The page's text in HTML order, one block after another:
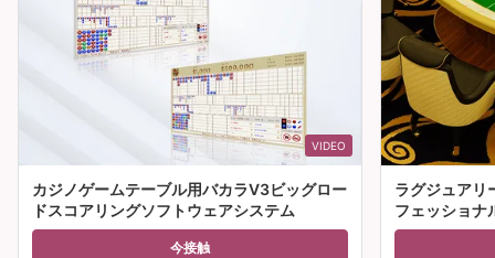
VIDEO
カジノゲームテーブル用バカラV3ビッグロー
ドスコアリングソフトウェアシステム
今接触
ラグジュアリ
フェッショナ
ーブル 販売